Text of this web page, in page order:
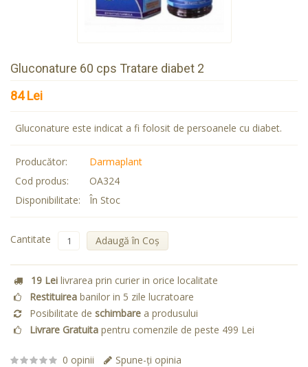
Gluconature 60 cps Tratare diabet 2
84 Lei
Gluconature este indicat a fi folosit de persoanele cu diabet.
Producător:
Darmaplant
Cod produs:
OA324
Disponibilitate:
În Stoc
Cantitate Adaugă în Coş
19 Lei livrarea prin curier in orice localitate
Restituirea banilor in 5 zile lucratoare
Posibilitate de schimbare a produsului
Livrare Gratuita pentru comenzile de peste 499 Lei
0 opinii Spune-ţi opinia